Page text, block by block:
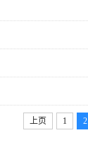
上页 1 2